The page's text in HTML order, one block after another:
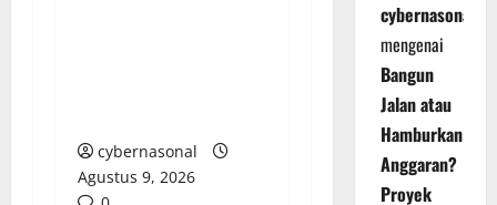
cybernasonal
Agustus 9, 2026
cybernasonal
mengenai
Bangun
Jalan atau
Hamburkan
Anggaran?
Proyek